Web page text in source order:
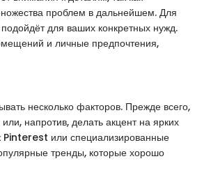
проблем в дальнейшем. Для
для ваших конкретных нужд.
и личные предпочтения,
несколько факторов. Прежде всего,
напротив, делать акцент на ярких
Pinterest или специализированные
тренды, которые хорошо